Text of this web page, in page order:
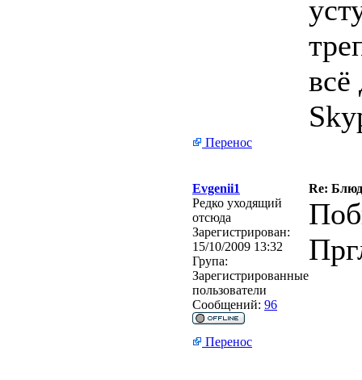
всё
Перенос
Evgenii1
Re:
Редко уходящий
отсюда
Зарегистрирован:
15/10/2009 13:32
Група:
Зарегистрированные
пользователи
Сообщений: 96
Перенос